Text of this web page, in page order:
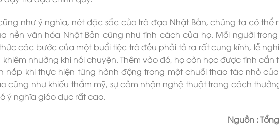
như ý nghĩa, nét đặc sắc của trà đạo Nhật Bản, chúng ta có thể
nền văn hóa Nhật Bản cũng như tính cách của họ. Mỗi người
các bước của một buổi tiệc trà đều phải tỏ ra rất cung kính, lễ
nhường khi nói chuyện. Thêm vào đó, họ còn học được tính cẩn
nắp khi thực hiện từng hành động trong một chuỗi thao tác nhỏ
cũng như khiếu thẩm mỹ, sự cảm nhận nghệ thuật trong cách
ý nghĩa giáo dục rất cao.
Nguồn :